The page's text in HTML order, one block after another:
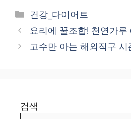
Categories
건강_다이어트
요리에 꿀조합! 천연가루
고수만 아는 해외직구 시
검색